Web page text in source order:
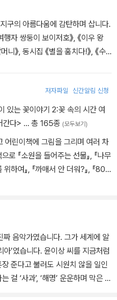
구의 아름다움에 감탄하며 삽니다.
자 쌍둥이 보이저호》, 《이우 왕
니》, 동시집 《별을 훔치다!》, 《수
가족》, 《시간 먹는 시먹깨비》, 지
·과일》, 《생존을 위한 먹거리 식
까?》, 《햇빛은 얼마일까?》, 《쌀
8회 서덕출문학상을 수상했습니다.
저자파일 신간알림 신청
있는 꽃이야기 2:꽃 속의 시간 여
간다> … 총 165종 (모두보기)
어린이책에 그림을 그리며 여러 차
『소원을 들어주는 선물』, 『나무
하여』, 『까매서 안 더워?』, 『80
음악가였습니다. 그가 세계에 알
’였습니다. 윤이상 씨를 지금처럼
준다고 불러도 시원치 않을 일인
걸 ‘사과’, ‘해명’ 운운하며 막은 건